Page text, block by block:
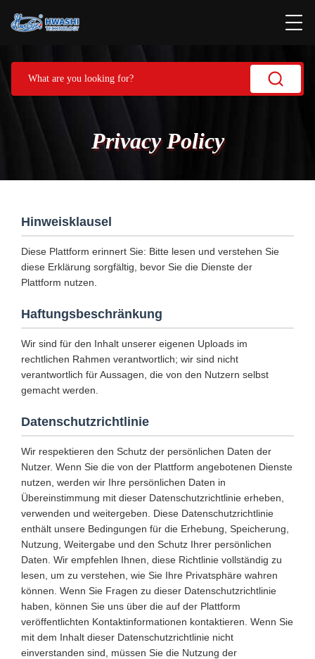
Privacy Policy
Hinweisklausel
Diese Plattform erinnert Sie: Bitte lesen und verstehen Sie
diese Erklärung sorgfältig, bevor Sie die Dienste der
Plattform nutzen.
Haftungsbeschränkung
Wir sind für den Inhalt unserer eigenen Uploads im
rechtlichen Rahmen verantwortlich; wir sind nicht
verantwortlich für Aussagen, die von den Nutzern selbst
gemacht werden.
Datenschutzrichtlinie
Wir respektieren den Schutz der persönlichen Daten der
Nutzer. Wenn Sie die von der Plattform angebotenen Dienste
nutzen, werden wir Ihre persönlichen Daten in
Übereinstimmung mit dieser Datenschutzrichtlinie erheben,
verwenden und weitergeben. Diese Datenschutzrichtlinie
enthält unsere Bedingungen für die Erhebung, Speicherung,
Nutzung, Weitergabe und den Schutz Ihrer persönlichen
Daten. Wir empfehlen Ihnen, diese Richtlinie vollständig zu
lesen, um zu verstehen, wie Sie Ihre Privatsphäre wahren
können. Wenn Sie Fragen zu dieser Datenschutzrichtlinie
haben, können Sie uns über die auf der Plattform
veröffentlichten Kontaktinformationen kontaktieren. Wenn Sie
mit dem Inhalt dieser Datenschutzrichtlinie nicht
einverstanden sind, müssen Sie die Nutzung der